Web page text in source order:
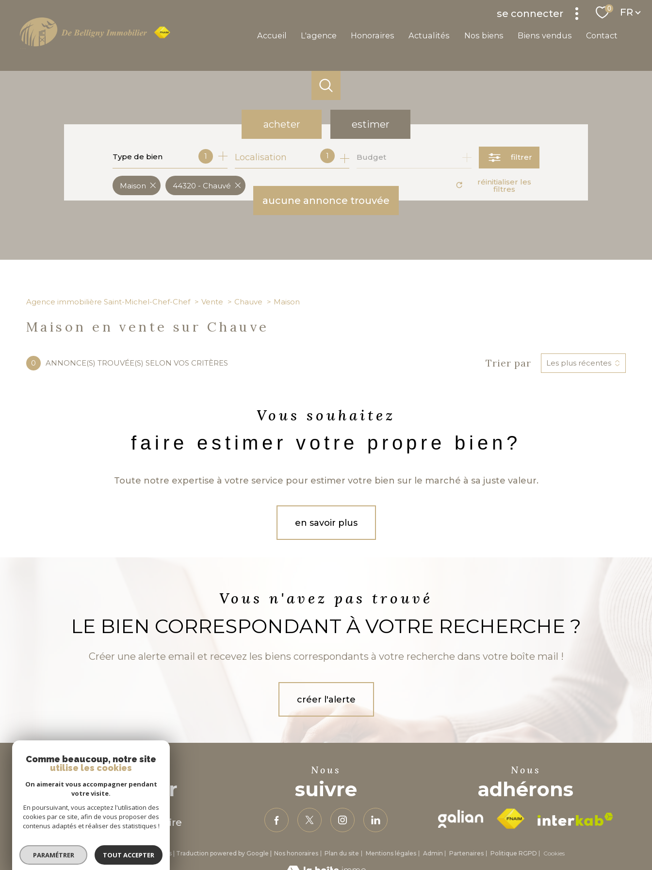
se connecter 0 FR
accueil l'agence honoraires actualités nos biens biens vendus contact
acheter
de l'ancien
estimer
Type de bien 1 1
Localisation Budget filtrer
aucune annonce trouvée
Maison 44320 - Chauvé réinitialiser les
filtres
Agence immobilière Saint-Michel-Chef-Chef Vente Chauve Maison
Maison en vente sur Chauve
0 ANNONCE(S) TROUVÉE(S) SELON VOS CRITÈRES Trier par Les plus récentes
Vous souhaitez
faire estimer votre propre bien?
Toute notre expertise à votre service pour estimer votre bien sur le marché à sa juste valeur.
en savoir plus
Vous n'avez pas trouvé
LE BIEN CORRESPONDANT À VOTRE RECHERCHE ?
Créer une alerte email et recevez les biens correspondants à votre recherche dans votre boîte mail !
créer l'alerte
se
connecter
espace propriétaire
nous
suivre
nous
adhérons
© 2026 | Tous droits réservés | Traduction powered by Google | Nos honoraires Plan du site Mentions légales Admin Partenaires Politique RGPD Cookies
Comme beaucoup, notre site
utilise les cookies
On aimerait vous accompagner pendant
votre visite.
En poursuivant, vous acceptez l'utilisation des
cookies par ce site, afin de vous proposer des
contenus adaptés et réaliser des statistiques !
PARAMÉTRER TOUT ACCEPTER